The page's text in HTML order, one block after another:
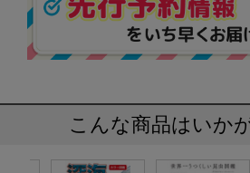
こんな商品はいか